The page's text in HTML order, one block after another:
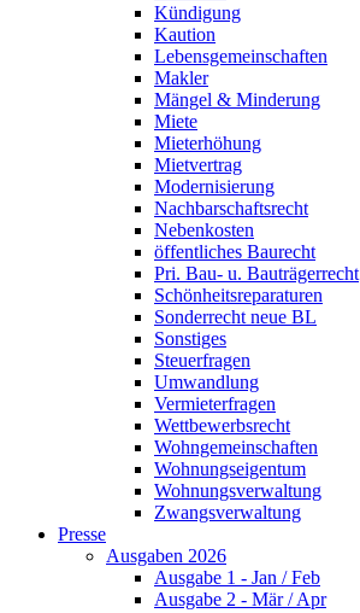
Kündigung
Kaution
Lebensgemeinschaften
Makler
Mängel & Minderung
Miete
Mieterhöhung
Mietvertrag
Modernisierung
Nachbarschaftsrecht
Nebenkosten
öffentliches Baurecht
Pri. Bau- u. Bauträgerrecht
Schönheitsreparaturen
Sonderrecht neue BL
Sonstiges
Steuerfragen
Umwandlung
Vermieterfragen
Wettbewerbsrecht
Wohngemeinschaften
Wohnungseigentum
Wohnungsverwaltung
Zwangsverwaltung
Presse
Ausgaben 2026
Ausgabe 1 - Jan / Feb
Ausgabe 2 - Mär / Apr